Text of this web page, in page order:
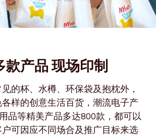
款产品 现场印制
的杯、水樽、环保袋及抱枕外，
样的创意生活百货，潮流电子产
品等精美产品多达800款，都可以
可因应不同场合及推广目标来选